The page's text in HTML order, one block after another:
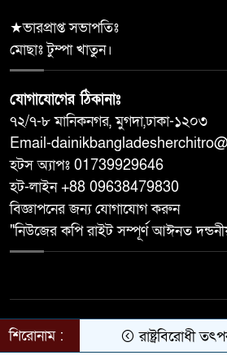
★ভারপ্রাপ্ত সভাপতিঃ
মোছাঃ টুম্পা খাতুন।
যোগাযোগের ঠিকানাঃ
৭২/৭-৮ মানিকনগর, মুগদা,ঢাকা-১২০৩
Email-
হটস অ্যাপঃ 01739929646
হট-লাইন +88 09638479830
বিজ্ঞাপনের জন্য যোগাযোগ করুন
"নিউজের কপি রাইট সম্পূর্ণ আঈনত
© ২০২৬ সর্বস্বত্ব সংরক্ষিত |
কারিগরি সহযোগিতায়:
শিরোনাম : রাষ্ট্রবিরোধী